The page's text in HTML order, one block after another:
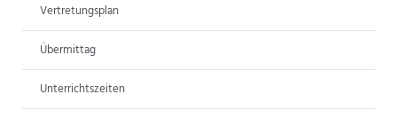
Vertretungsplan
Übermittag
Unterrichtszeiten